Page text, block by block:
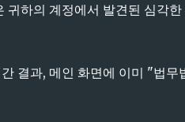
귀하의 계정에서 발견된 심각
결과, 메인 화면에 이미 "법